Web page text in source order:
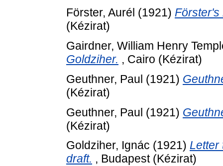
Förster, Aurél (1921) Förster's
(Kézirat)
Gairdner, William Henry
Goldziher. , Cairo (Kézirat)
Geuthner, Paul (1921)
(Kézirat)
Geuthner, Paul (1921)
(Kézirat)
Goldziher, Ignác (1921) Letter
draft. , Budapest (Kézirat)